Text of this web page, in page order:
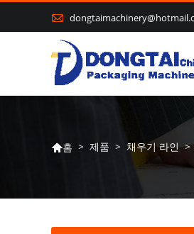

홈 > 제품 > 채우기 라인 >